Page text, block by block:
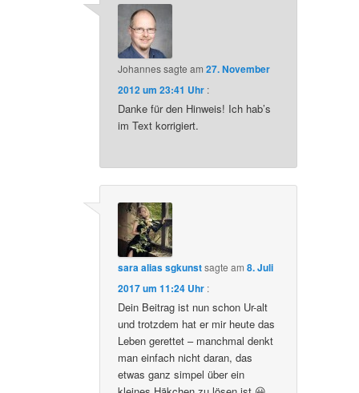
Johannessagte am 27. November
2012 um 23:41 Uhr :
Danke für den Hinweis! Ich hab’s
im Text korrigiert.
sara alias sgkunstsagte am 8. Juli
2017 um 11:24 Uhr :
Dein Beitrag ist nun schon Ur-alt
und trotzdem hat er mir heute das
Leben gerettet – manchmal denkt
man einfach nicht daran, das
etwas ganz simpel über ein